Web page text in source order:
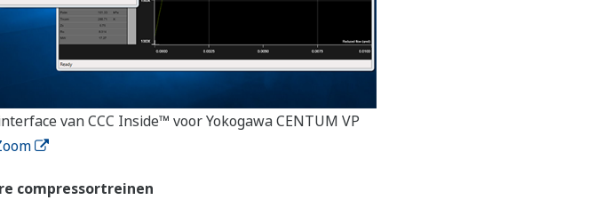
van CCC Inside™ voor Yokogawa CENTUM VP
compressortreinen